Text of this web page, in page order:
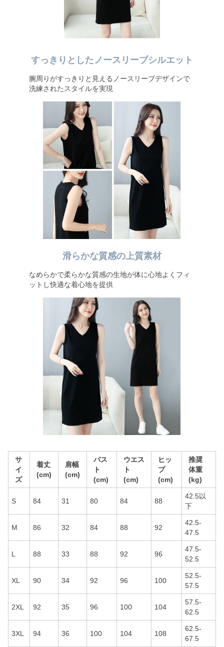
すっきりとしたノースリーブシルエット
腕周りがすっきりと見えるノースリーブデザインで
洗練されたスタイルを実現
滑らかな質感の上質素材
なめらかで柔らかな質感の生地が体に心地よくフィ
ットし快適な着心地を提供
サ
イ
ズ
着丈
(cm)
肩幅
(cm)
バス
ト
(cm)
ウエス
ト
(cm)
ヒッ
プ
(cm)
推奨
体重
(kg)
S 84 31 80 84 88
42.5以
下
M 86 32 84 88 92
42.5-
47.5
L 88 33 88 92 96
47.5-
52.5
XL 90 34 92 96 100
52.5-
57.5
2XL 92 35 96 100 104
57.5-
62.5
3XL 94 36 100 104 108
62.5-
67.5